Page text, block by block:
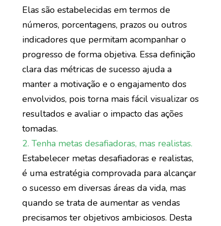
Elas são estabelecidas em termos de
números, porcentagens, prazos ou outros
indicadores que permitam acompanhar o
progresso de forma objetiva. Essa definição
clara das métricas de sucesso ajuda a
manter a motivação e o engajamento dos
envolvidos, pois torna mais fácil visualizar os
resultados e avaliar o impacto das ações
tomadas.
2. Tenha metas desafiadoras, mas realistas.
Estabelecer metas desafiadoras e realistas,
é uma estratégia comprovada para alcançar
o sucesso em diversas áreas da vida, mas
quando se trata de aumentar as vendas
precisamos ter objetivos ambiciosos. Desta